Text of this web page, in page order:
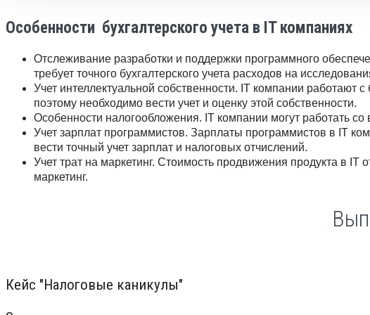
Особенности бухгалтерского учета в IT компаниях
Отслеживание разработки и поддержки программного
требует точного бухгалтерского учета расходов на
Учет интеллектуальной собственности. IT компании
поэтому необходимо вести учет и оценку этой собственности.
Особенности налогообложения. IT компании могут работать
Учет зарплат программистов. Зарплаты программистов в IT
вести точный учет зарплат и налоговых отчислений.
Учет трат на маркетинг. Стоимость продвижения продукта в
маркетинг.
Кейс "Налоговые каникулы"